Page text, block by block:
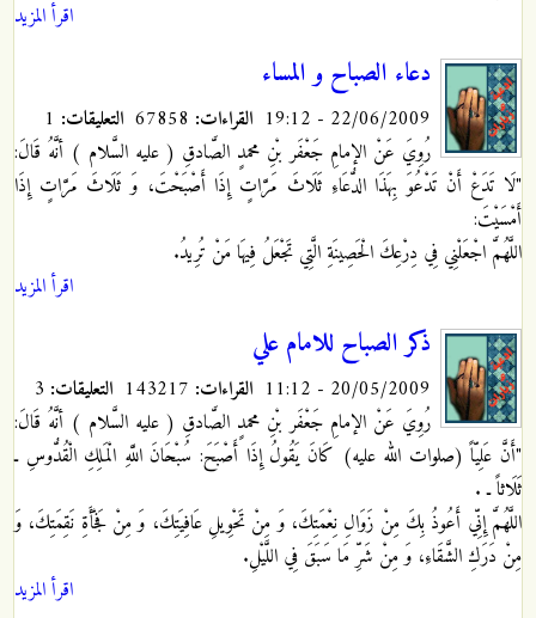
اقرأ المزيد
دعاء الصباح و المساء
22/06/2009 - 19:12 القراءات: التعليقات:
رُوِيَ عَنْ الإمامِ جَعْفَر بْنِ محمدٍ الصَّادقِ ( عليه السَّلام ) أنَّهُ قَالَ:
"لَا تَدَعْ أَنْ تَدْعُوَ بِهَذَا الدُّعَاءِ ثَلَاثَ مَرَّاتٍ إِذَا أَصْبَحْتَ، وَ ثَلَاثَ مَرَّاتٍ إِذَا
أَمْسَيْتَ:
اللَّهُمَّ اجْعَلْنِي فِي دِرْعِكَ الْحَصِينَةِ الَّتِي تَجْعَلُ فِيهَا مَنْ تُرِيدُ.
اقرأ المزيد
ذكر الصباح للامام علي
20/05/2009 - 11:12 القراءات: التعليقات:
رُوِيَ عَنْ الإمامِ جَعْفَر بْنِ محمدٍ الصَّادقِ ( عليه السَّلام ) أنَّهُ قَالَ:
"أَنَّ عَلِيّاً (صلوات الله عليه) كَانَ يَقُولُ إِذَا أَصْبَحَ: سُبْحَانَ اللَّهِ الْمَلِكِ الْقُدُّوسِ ـ
ثَلَاثاً ـ .
اللَّهُمَّ إِنِّي أَعُوذُ بِكَ مِنْ زَوَالِ نِعْمَتِكَ، وَ مِنْ تَحْوِيلِ عَافِيَتِكَ، وَ مِنْ فَجْأَةِ نَقِمَتِكَ، وَ
مِنْ دَرَكِ الشَّقَاءِ، وَ مِنْ شَرِّ مَا سَبَقَ فِي اللَّيْلِ.
اقرأ المزيد